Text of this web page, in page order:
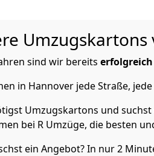
sind wir bereits
in Hannover jede Straße,
Umzugskartons und
bei R Umzüge, die besten
ein Angebot? In nur 2